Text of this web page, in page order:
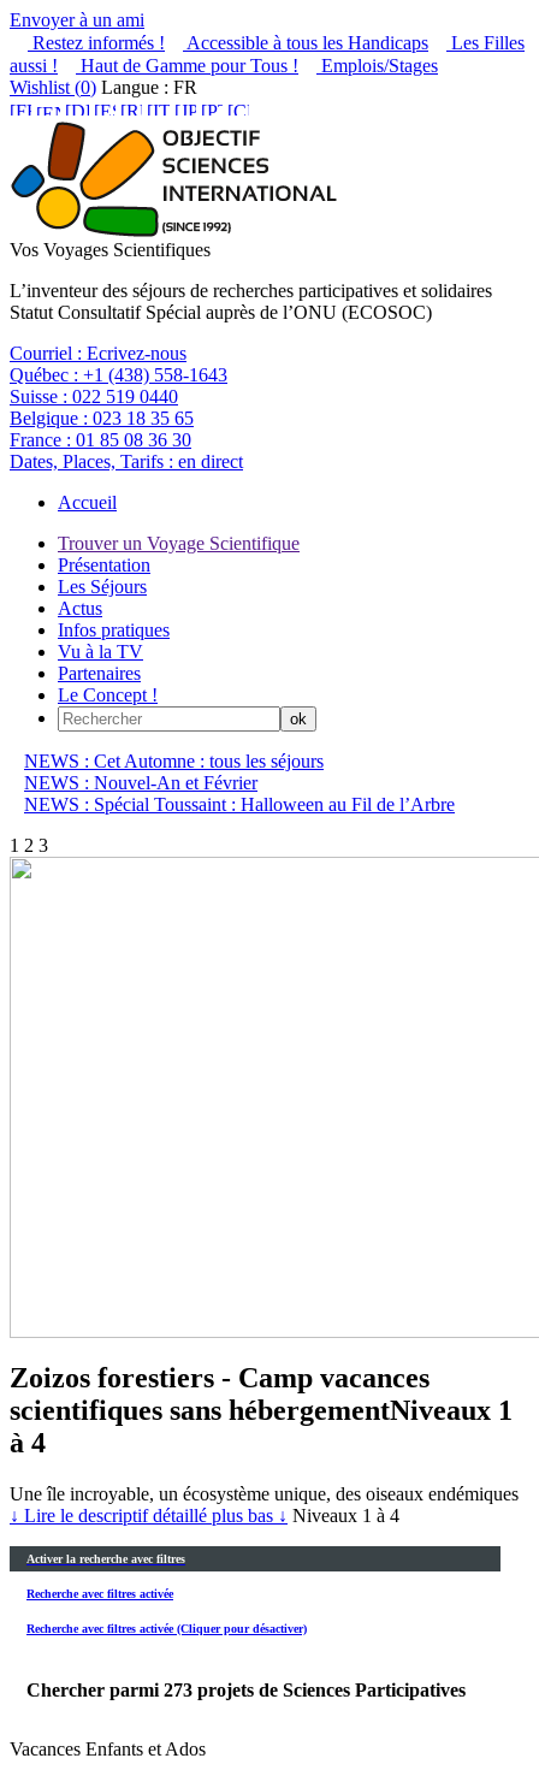
Envoyer à un ami
Restez informés !
Accessible à tous les Handicaps
Les Filles
aussi !
Haut de Gamme pour Tous !
Emplois/Stages
Wishlist (0) Langue : FR
Vos Voyages Scientifiques
L’inventeur des séjours de recherches participatives et solidaires
Statut Consultatif Spécial auprès de l’ONU (ECOSOC)
Courriel : Ecrivez-nous
Québec : +1 (438) 558-1643
Suisse : 022 519 0440
Belgique : 023 18 35 65
France : 01 85 08 36 30
Dates, Places, Tarifs : en direct
Accueil
Trouver un Voyage Scientifique
Présentation
Les Séjours
Actus
Infos pratiques
Vu à la TV
Partenaires
Le Concept !
NEWS : Cet Automne : tous les séjours
NEWS : Nouvel-An et Février
NEWS : Spécial Toussaint : Halloween au Fil de l’Arbre
1 2 3
Zoizos forestiers - Camp vacances
scientifiques sans hébergementNiveaux 1
à 4
Une île incroyable, un écosystème unique, des oiseaux endémiques
↓ Lire le descriptif détaillé plus bas ↓ Niveaux 1 à 4
Activer la recherche avec filtres
Recherche avec filtres activée
Recherche avec filtres activée (Cliquer pour désactiver)
Chercher parmi 273 projets de Sciences Participatives
Vacances Enfants et Ados